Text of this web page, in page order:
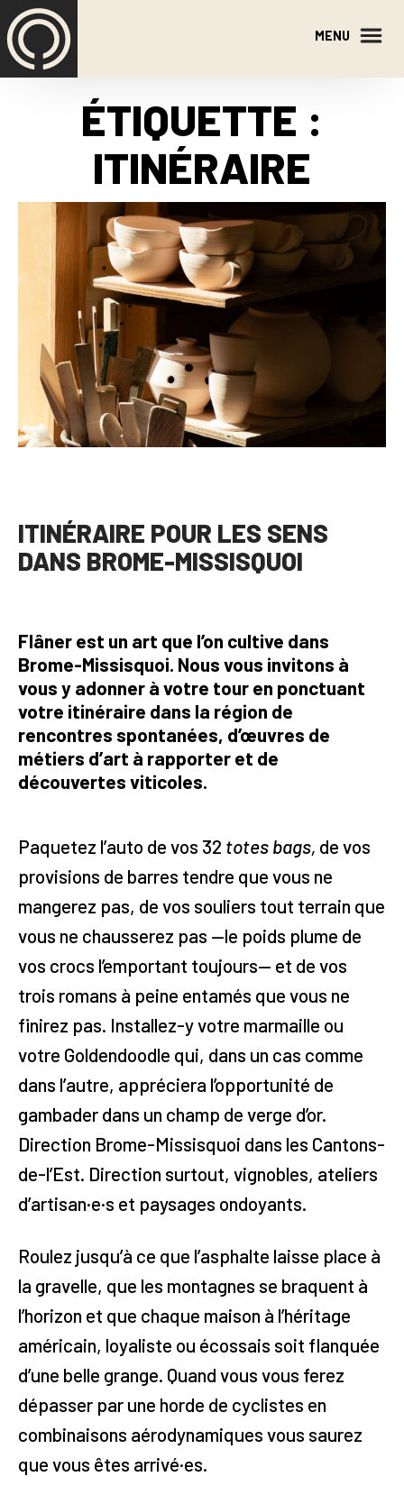
Skip
to
the
content
MENU
ÉTIQUETTE :
ITINÉRAIRE
ITINÉRAIRE POUR LES SENS
DANS BROME-MISSISQUOI
Flâner est un art que l’on cultive dans
Brome-Missisquoi. Nous vous invitons à
vous y adonner à votre tour en ponctuant
votre itinéraire dans la région de
rencontres spontanées, d’œuvres de
métiers d’art à rapporter et de
découvertes viticoles.
Paquetez l’auto de vos 32 totes bags, de vos
provisions de barres tendre que vous ne
mangerez pas, de vos souliers tout terrain que
vous ne chausserez pas —le poids plume de
vos crocs l’emportant toujours— et de vos
trois romans à peine entamés que vous ne
finirez pas. Installez-y votre marmaille ou
votre Goldendoodle qui, dans un cas comme
dans l’autre, appréciera l’opportunité de
gambader dans un champ de verge d’or.
Direction Brome-Missisquoi dans les Cantons-
de-l’Est. Direction surtout, vignobles, ateliers
d’artisan·e·s et paysages ondoyants.
Roulez jusqu’à ce que l’asphalte laisse place à
la gravelle, que les montagnes se braquent à
l’horizon et que chaque maison à l’héritage
américain, loyaliste ou écossais soit flanquée
d’une belle grange. Quand vous vous ferez
dépasser par une horde de cyclistes en
combinaisons aérodynamiques vous saurez
que vous êtes arrivé·es.